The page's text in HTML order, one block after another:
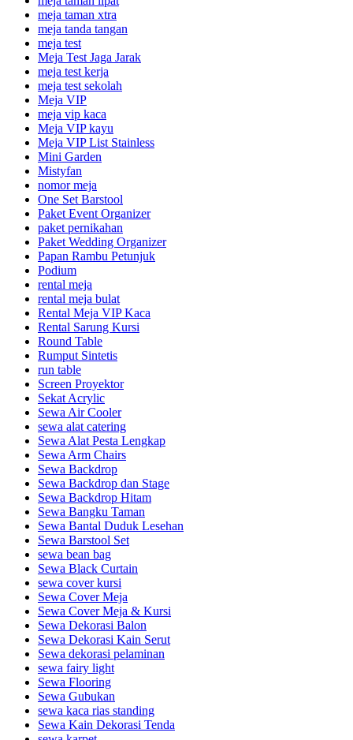
meja taman xtra
meja tanda tangan
meja test
Meja Test Jaga Jarak
meja test kerja
meja test sekolah
Meja VIP
meja vip kaca
Meja VIP kayu
Meja VIP List Stainless
Mini Garden
Mistyfan
nomor meja
One Set Barstool
Paket Event Organizer
paket pernikahan
Paket Wedding Organizer
Papan Rambu Petunjuk
Podium
rental meja
rental meja bulat
Rental Meja VIP Kaca
Rental Sarung Kursi
Round Table
Rumput Sintetis
run table
Screen Proyektor
Sekat Acrylic
Sewa Air Cooler
sewa alat catering
Sewa Alat Pesta Lengkap
Sewa Arm Chairs
Sewa Backdrop
Sewa Backdrop dan Stage
Sewa Backdrop Hitam
Sewa Bangku Taman
Sewa Bantal Duduk Lesehan
Sewa Barstool Set
sewa bean bag
Sewa Black Curtain
sewa cover kursi
Sewa Cover Meja
Sewa Cover Meja & Kursi
Sewa Dekorasi Balon
Sewa Dekorasi Kain Serut
Sewa dekorasi pelaminan
sewa fairy light
Sewa Flooring
Sewa Gubukan
sewa kaca rias standing
Sewa Kain Dekorasi Tenda